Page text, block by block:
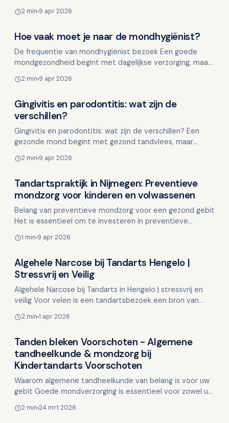
crucia…
2 min 9 apr 2026
Hoe vaak moet je naar de mondhygiënist?
De frequentie van mondhygiënist bezoek Een goede
mondgezondheid begint met dagelijkse verzorging, maar
2 min 9 apr 2026
Overig nieuws
Gingivitis en parodontitis: wat zijn de
verschillen?
Gingivitis en parodontitis: wat zijn de verschillen? Een
gezonde mond begint met gezond tandvlees, maar
…
2 min 9 apr 2026
Overig nieuws
Tandartspraktijk in Nijmegen: Preventieve
mondzorg voor kinderen en volwassenen
Belang van preventieve mondzorg voor een gezond gebit
Het is essentieel om te investeren in preventieve
ni…
1 min 9 apr 2026
Overig nieuws
Algehele Narcose bij Tandarts Hengelo |
Stressvrij en Veilig
Algehele Narcose bij Tandarts in Hengelo | stressvrij en
veilig Voor velen is een tandartsbezoek een bron van
2 min 1 apr 2026
Overig nieuws
Tanden bleken Voorschoten - Algemene
tandheelkunde & mondzorg bij
Kindertandarts Voorschoten
Waarom algemene tandheelkunde van belang is voor uw
gebit Goede mondverzorging is essentieel voor zowel uw
2 min 24 mrt 2026